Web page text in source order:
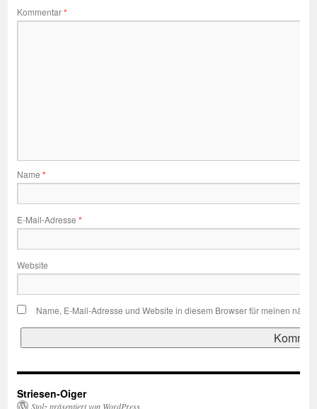
Kommentar*
Name *
E-Mail-Adresse *
Website
Name, E-Mail-Adresse und Website in diesem Browser für meinen
Striesen-Oiger
Stolz präsentiert von WordPress.